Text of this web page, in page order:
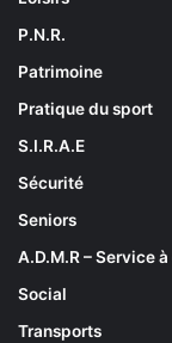
P.N.R.
Patrimoine
Pratique du sport
S.I.R.A.E
Sécurité
Seniors
A.D.M.R – Service
Social
Transports